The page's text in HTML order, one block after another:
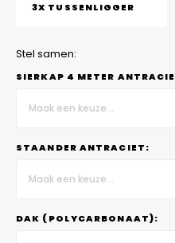
3X TUSSENLIGGER
Stel samen:
SIERKAP 4 METER
Maak een keuze...
STAANDER ANTRACIET:
Maak een keuze...
DAK (POLYCARBONAAT):